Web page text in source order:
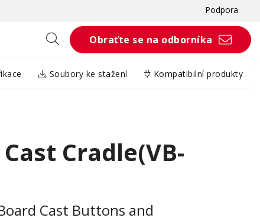
Podpora
Obraťte se na odborníka
Soubory ke stažení Kompatibilní produkty
Cradle(VB-
Cast Buttons and